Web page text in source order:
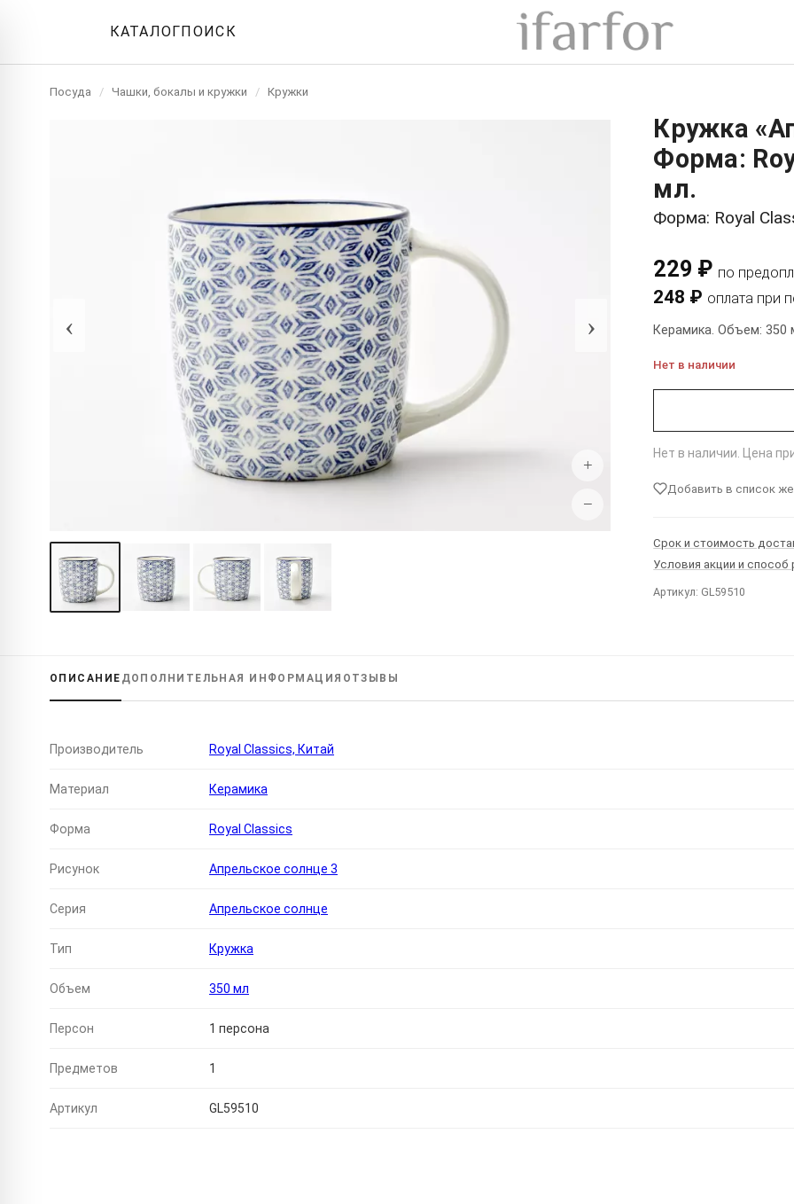
КАТАЛОГПОИСК
Посуда / Чашки, бокалы и кружки / Кружки
‹ ›
+
−
Кружка
Форма:
мл.
Форма: Royal
229 ₽ по
248 ₽ оплата при
Керамика. Объем: 350
Нет в наличии
Нет в наличии. Цена
Добавить в список
Срок и стоимость
Условия акции и способ
Артикул: GL59510
ОПИСАНИЕ ДОПОЛНИТЕЛЬНАЯ ИНФОРМАЦИЯ ОТЗЫВЫ
Производитель Royal Classics, Китай
Материал Керамика
Форма Royal Classics
Рисунок Апрельское солнце 3
Серия Апрельское солнце
Тип Кружка
Объем 350 мл
Персон 1 персона
Предметов 1
Артикул GL59510